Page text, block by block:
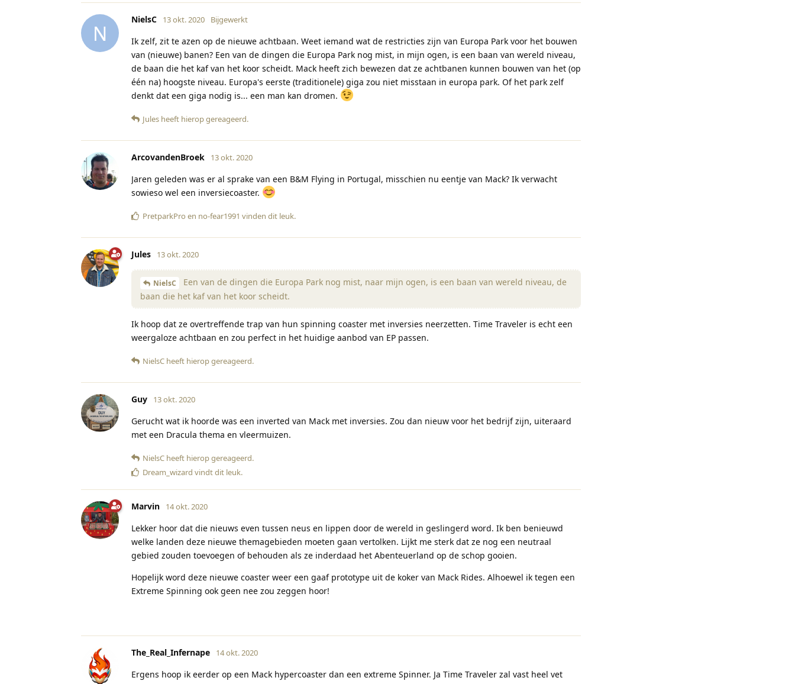
N
NielsC 13 okt. 2020 Bijgewerkt
Ik zelf, zit te azen op de nieuwe achtbaan. Weet iemand wat de restricties zijn van Europa Park voor het bouwen
van (nieuwe) banen? Een van de dingen die Europa Park nog mist, in mijn ogen, is een baan van wereld niveau,
de baan die het kaf van het koor scheidt. Mack heeft zich bewezen dat ze achtbanen kunnen bouwen van het (op
één na) hoogste niveau. Europa's eerste (traditionele) giga zou niet misstaan in europa park. Of het park zelf
denkt dat een giga nodig is... een man kan dromen.
Jules heeft hierop gereageerd.
ArcovandenBroek 13 okt. 2020
Jaren geleden was er al sprake van een B&M Flying in Portugal, misschien nu eentje van Mack? Ik verwacht
sowieso wel een inversiecoaster.
PretparkPro en no-fear1991 vinden dit leuk.
Jules 13 okt. 2020
NielsC
Een van de dingen die Europa Park nog mist, naar mijn ogen, is een baan van wereld niveau, de
baan die het kaf van het koor scheidt.
Ik hoop dat ze overtreffende trap van hun spinning coaster met inversies neerzetten. Time Traveler is echt een
weergaloze achtbaan en zou perfect in het huidige aanbod van EP passen.
NielsC heeft hierop gereageerd.
Guy 13 okt. 2020
Gerucht wat ik hoorde was een inverted van Mack met inversies. Zou dan nieuw voor het bedrijf zijn, uiteraard
met een Dracula thema en vleermuizen.
NielsC heeft hierop gereageerd.
Dream_wizard vindt dit leuk.
Marvin 14 okt. 2020
Lekker hoor dat die nieuws even tussen neus en lippen door de wereld in geslingerd word. Ik ben benieuwd
welke landen deze nieuwe themagebieden moeten gaan vertolken. Lijkt me sterk dat ze nog een neutraal
gebied zouden toevoegen of behouden als ze inderdaad het Abenteuerland op de schop gooien.
Hopelijk word deze nieuwe coaster weer een gaaf prototype uit de koker van Mack Rides. Alhoewel ik tegen een
Extreme Spinning ook geen nee zou zeggen hoor!
The_Real_Infernape 14 okt. 2020
Ergens hoop ik eerder op een Mack hypercoaster dan een extreme Spinner. Ja Time Traveler zal vast heel vet